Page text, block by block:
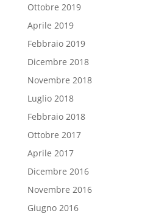
Ottobre 2019
Aprile 2019
Febbraio 2019
Dicembre 2018
Novembre 2018
Luglio 2018
Febbraio 2018
Ottobre 2017
Aprile 2017
Dicembre 2016
Novembre 2016
Giugno 2016